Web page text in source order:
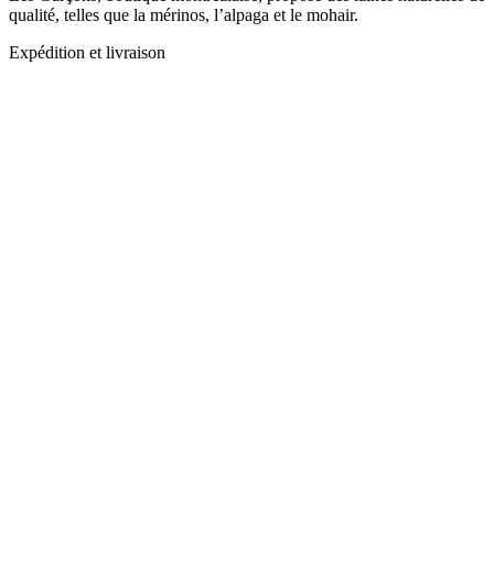
qualité, telles que la mérinos, l’alpaga et le mohair.
Expédition et livraison